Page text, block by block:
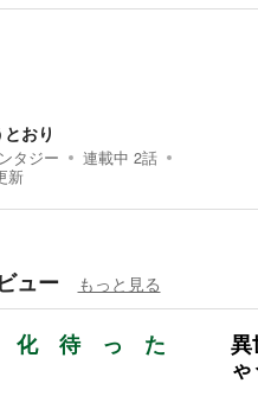
おり
タジー 連載中 2話
新
ュー もっと見る
化 待 っ た
異